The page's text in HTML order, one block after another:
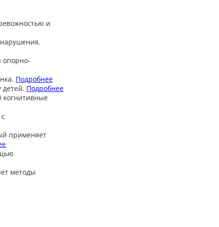
и
опорно-
Подробнее
Подробнее
применяет
методы